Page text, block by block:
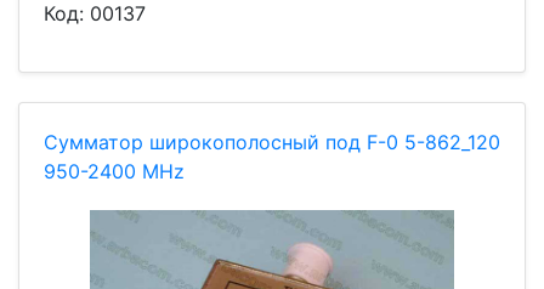
Код: 00137
Сумматор широкополосный под F-0 5-862_120
950-2400 MHz